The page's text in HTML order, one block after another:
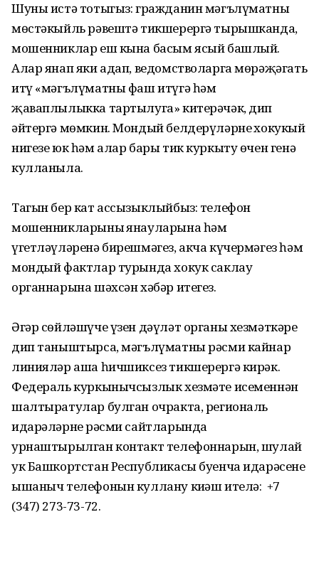
Шуны истә тотыгыз: гражданин мәгълүматны
мөстәкыйль рәвештә тикшерергә тырышканда,
мошенниклар еш кына басым ясый башлый.
Алар янап яки адап, ведомстволарга мөрәҗәгать
итү «мәгълүматны фаш итүгә һәм
җаваплылыкка тартылуга» китерәчәк, дип
әйтергә мөмкин. Мондый белдерүләрнең хокукый
нигезе юк һәм алар бары тик куркыту өчен генә
кулланыла.
Тагын бер кат ассызыклыйбыз: телефон
мошенникларының янауларына һәм
үгетләүләренә бирешмәгез, акча күчермәгез һәм
мондый фактлар турында хокук саклау
органнарына шәхсән хәбәр итегез.
Әгәр сөйләшүче үзен дәүләт органы хезмәткәре
дип таныштырса, мәгълүматны рәсми кайнар
линияләр аша һичшиксез тикшерергә кирәк.
Федераль куркынычсызлык хезмәте исеменнән
шалтыратулар булган очракта, региональ
идарәләрнең рәсми сайтларында
урнаштырылган контакт телефоннарын, шулай
ук Башкортстан Республикасы буенча идарәсенең
ышаныч телефонын куллану киңәш ителә: +7
(347) 273-73-72.